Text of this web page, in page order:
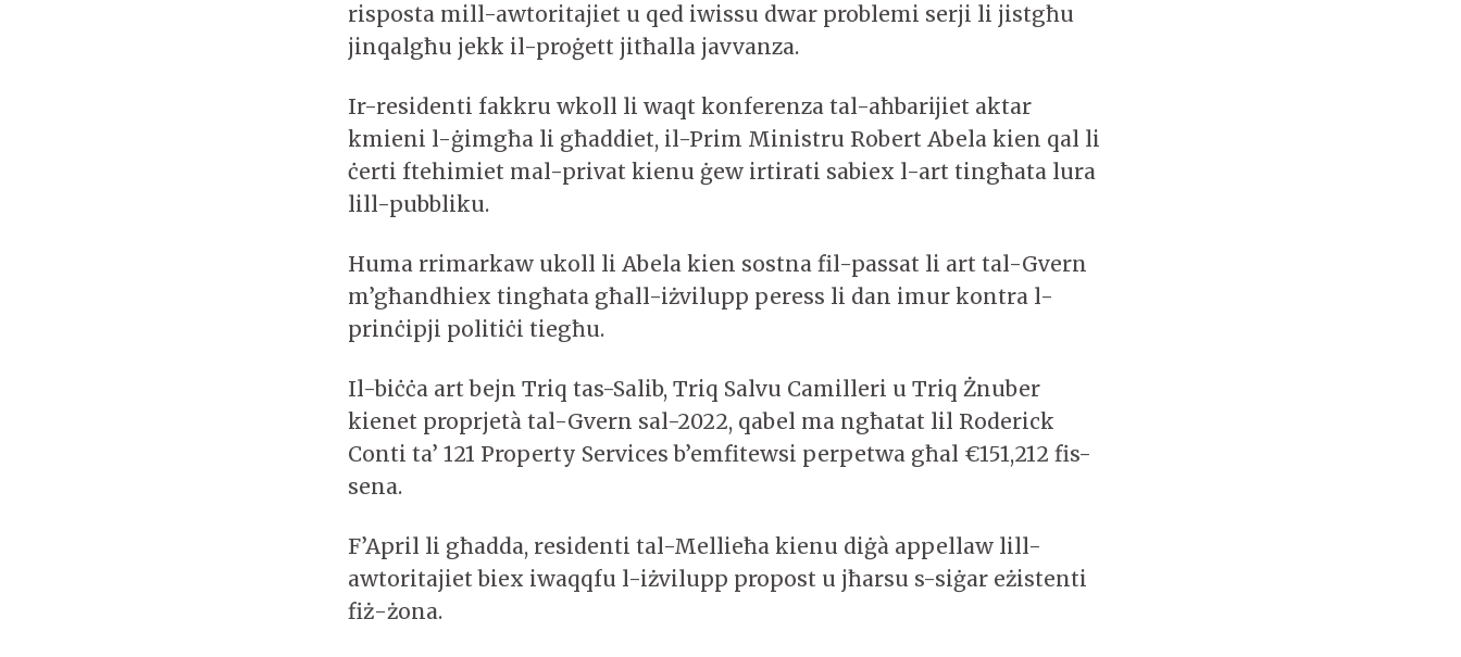
risposta mill-awtoritajiet u qed iwissu dwar problemi serji li jistgħu
jinqalgħu jekk il-proġett jitħalla javvanza.
Ir-residenti fakkru wkoll li waqt konferenza tal-aħbarijiet aktar
kmieni l-ġimgħa li għaddiet, il-Prim Ministru Robert Abela kien qal li
ċerti ftehimiet mal-privat kienu ġew irtirati sabiex l-art tingħata lura
lill-pubbliku.
Huma rrimarkaw ukoll li Abela kien sostna fil-passat li art tal-Gvern
m’għandhiex tingħata għall-iżvilupp peress li dan imur kontra l-
prinċipji politiċi tiegħu.
Il-biċċa art bejn Triq tas-Salib, Triq Salvu Camilleri u Triq Żnuber
kienet proprjetà tal-Gvern sal-2022, qabel ma ngħatat lil Roderick
Conti ta’ 121 Property Services b’emfitewsi perpetwa għal €151,212 fis-
sena.
F’April li għadda, residenti tal-Mellieħa kienu diġà appellaw lill-
awtoritajiet biex iwaqqfu l-iżvilupp propost u jħarsu s-siġar eżistenti
fiż-żona.